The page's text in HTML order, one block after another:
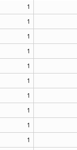
1
1
1
1
1
1
1
1
1
1